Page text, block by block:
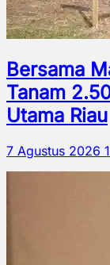
Bersama
Tanam
Utama Riau
7 Agustus 2026